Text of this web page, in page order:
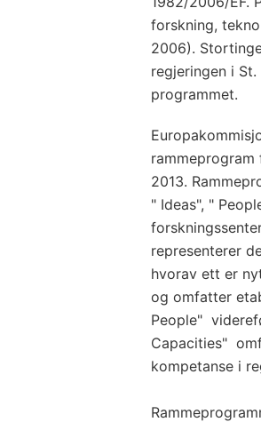
forskning,
2006).
regjeringen i
programmet.
2013.
" Ideas", "
representerer
hvorav ett er
og omfatter
People"
Capacities"
kompetanse i